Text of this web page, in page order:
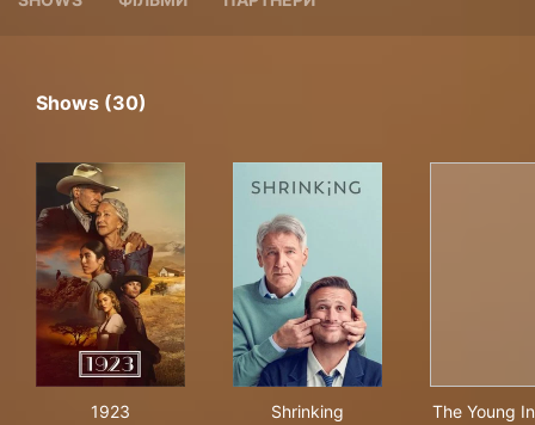
Shows (30)
1923
Shrinking
The Young